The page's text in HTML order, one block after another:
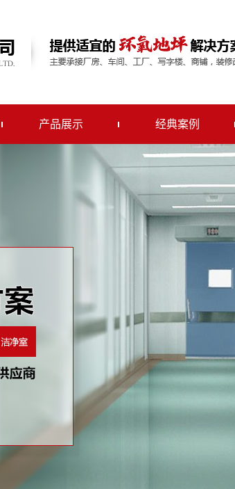
产品展示 经典案例